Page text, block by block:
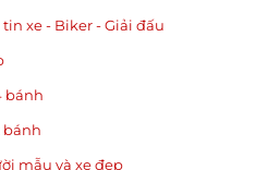
xe - Biker - Giải đấu
bánh
bánh
mẫu và xe đẹp